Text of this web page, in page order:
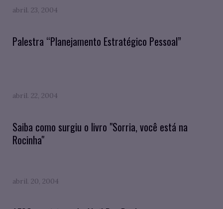
abril. 23, 2004
Palestra “Planejamento Estratégico Pessoal”
abril. 22, 2004
Saiba como surgiu o livro "Sorria, você está na
Rocinha"
abril. 20, 2004